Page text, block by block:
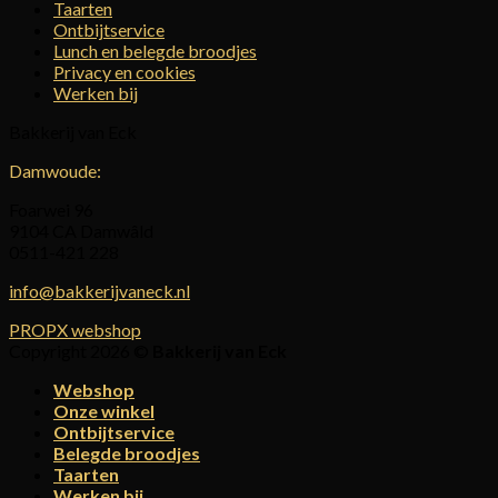
Taarten
Ontbijtservice
Lunch en belegde broodjes
Privacy en cookies
Werken bij
Damwoude:
info@bakkerijvaneck.nl
PROPX webshop
Webshop
Onze winkel
Ontbijtservice
Belegde broodjes
Taarten